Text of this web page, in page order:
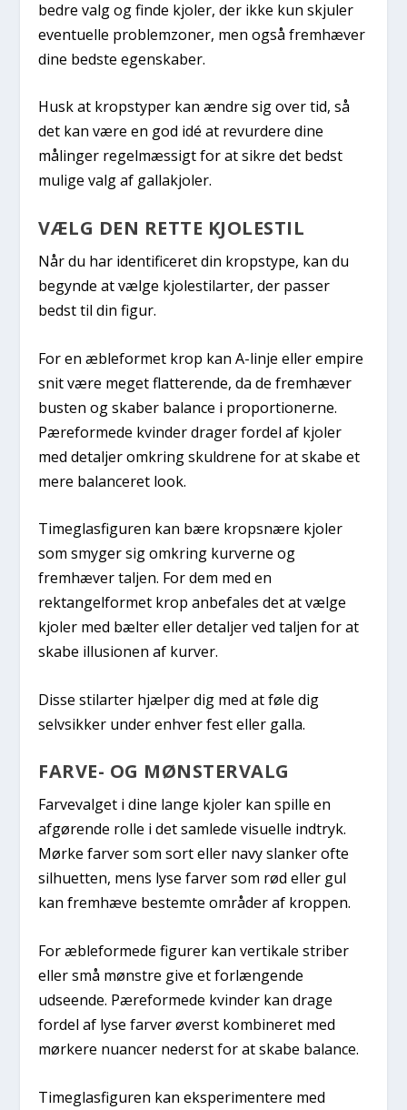
bedre valg og finde kjoler, der ikke kun skjuler
eventuelle problemzoner, men også fremhæver
dine bedste egenskaber.
Husk at kropstyper kan ændre sig over tid, så
det kan være en god idé at revurdere dine
målinger regelmæssigt for at sikre det bedst
mulige valg af gallakjoler.
VÆLG DEN RETTE KJOLESTIL
Når du har identificeret din kropstype, kan du
begynde at vælge kjolestilarter, der passer
bedst til din figur.
For en æbleformet krop kan A-linje eller empire
snit være meget flatterende, da de fremhæver
busten og skaber balance i proportionerne.
Pæreformede kvinder drager fordel af kjoler
med detaljer omkring skuldrene for at skabe et
mere balanceret look.
Timeglasfiguren kan bære kropsnære kjoler
som smyger sig omkring kurverne og
fremhæver taljen. For dem med en
rektangelformet krop anbefales det at vælge
kjoler med bælter eller detaljer ved taljen for at
skabe illusionen af kurver.
Disse stilarter hjælper dig med at føle dig
selvsikker under enhver fest eller galla.
FARVE- OG MØNSTERVALG
Farvevalget i dine lange kjoler kan spille en
afgørende rolle i det samlede visuelle indtryk.
Mørke farver som sort eller navy slanker ofte
silhuetten, mens lyse farver som rød eller gul
kan fremhæve bestemte områder af kroppen.
For æbleformede figurer kan vertikale striber
eller små mønstre give et forlængende
udseende. Pæreformede kvinder kan drage
fordel af lyse farver øverst kombineret med
mørkere nuancer nederst for at skabe balance.
Timeglasfiguren kan eksperimentere med